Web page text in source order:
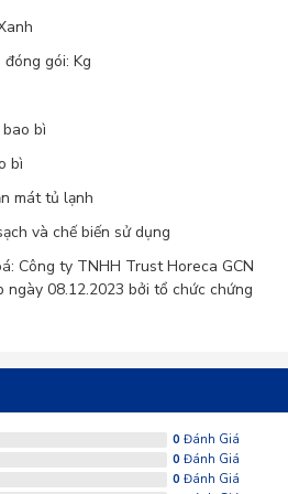
thấp:
ớt cay, nên không gây cảm
hợp với người không ăn được
cao:
Ớt chuông xanh chứa
chất và chất xơ hơn ớt
lợi ích cho sức khỏe.
dịch:
xanh giúp tăng cường
lại vi khuẩn, virus gây bệnh.
gói: Kg
bì
bì
mát tủ lạnh
và chế biến sử dụng
Công ty TNHH Trust Horeca GCN
ngày 08.12.2023 bởi tổ chức chứng
0 Đánh Giá
0 Đánh Giá
0 Đánh Giá